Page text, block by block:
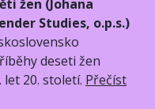
žen (Johana
Studies, o.p.s.)
deseti žen
let 20. století. Přečíst